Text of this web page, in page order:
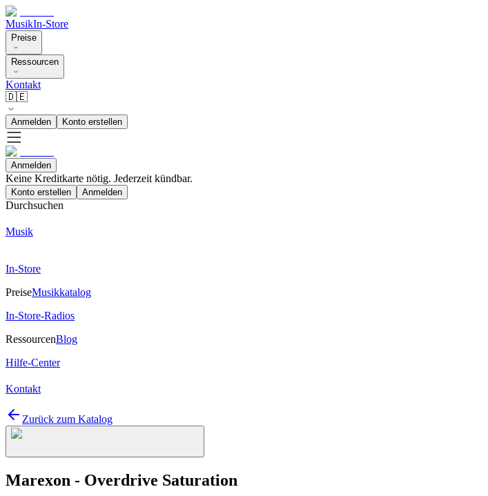
MusikIn-Store
Preise
Ressourcen
Kontakt
🇩🇪
Anmelden Konto erstellen
Anmelden
Keine Kreditkarte nötig. Jederzeit kündbar.
Konto erstellen Anmelden
Durchsuchen
Musik
In-Store
PreiseMusikkatalog
In-Store-Radios
RessourcenBlog
Hilfe-Center
Kontakt
Zurück zum Katalog
Marexon - Overdrive Saturation